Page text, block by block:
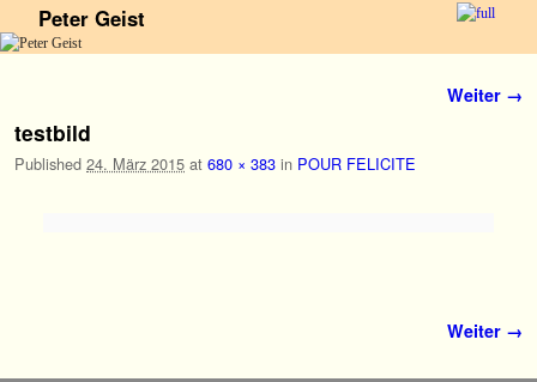
Peter Geist
Weiter →
testbild
Published 24. März 2015 at 680 × 383 in POUR FELICITE
Weiter →